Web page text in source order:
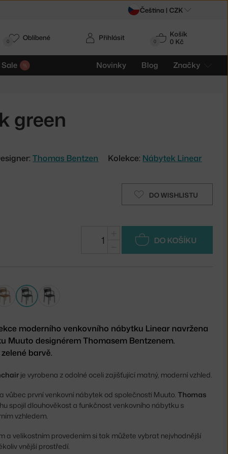
0
Košík
0 Kč
Novinky Blog Značky
Přihlásit
0 Oblíbené
green
Thomas Bentzen Kolekce: Nábytek Linear
DO WISHLISTU
DO KOŠÍKU
moderního venkovního nábytku Linear navržena
Muuto designérem Thomasem Bentzenem.
barvě.
je vyrobena z odolné oceli zajišťující matný, moderní vzhled.
vůbec první venkovní nábytek od společnosti Muuto.Thomas
spojil dlouhověkost a funkčnost venkovního nábytku s
vzhledem.
a velikostním provedením si tak můžete vybrat nejvhodnější
vnější prostředí.
Čeština | CZK